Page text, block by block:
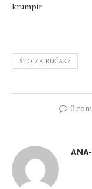
krumpir
ŠTO ZA RUČAK?
0